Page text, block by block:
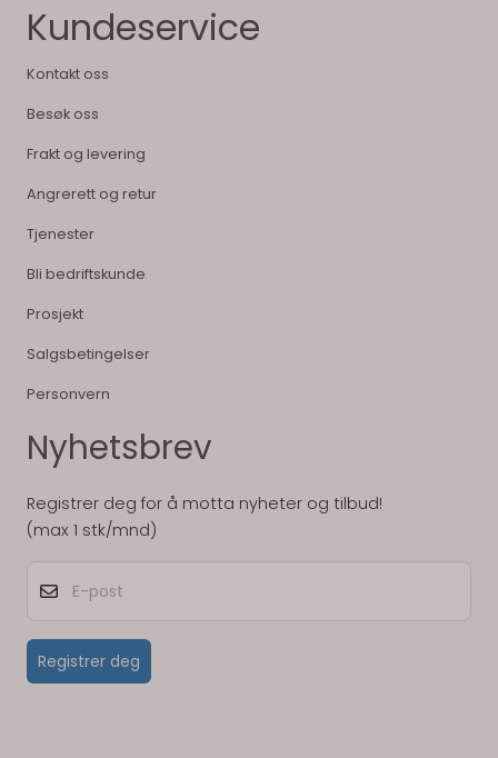
Kundeservice
Kontakt oss
Besøk oss
Frakt og levering
Angrerett og retur
Tjenester
Bli bedriftskunde
Prosjekt
Salgsbetingelser
Personvern
Nyhetsbrev
Registrer deg for å motta nyheter og tilbud!
(max 1 stk/mnd)
Registrer deg